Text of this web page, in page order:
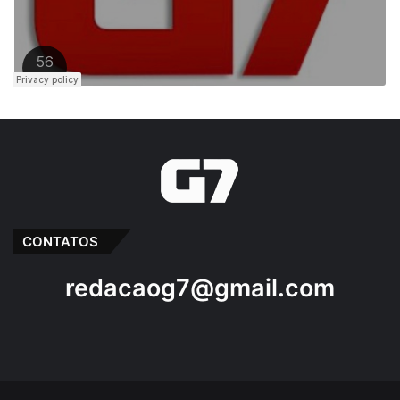
Comprou fazenda Ex-deputado
Igrejas MPMA Pastor cavalcante
CONTATOS
redacaog7@gmail.com